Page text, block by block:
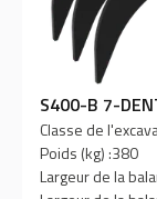
S400-B 7-
Classe de
Poids (kg) :380
Largeur de la